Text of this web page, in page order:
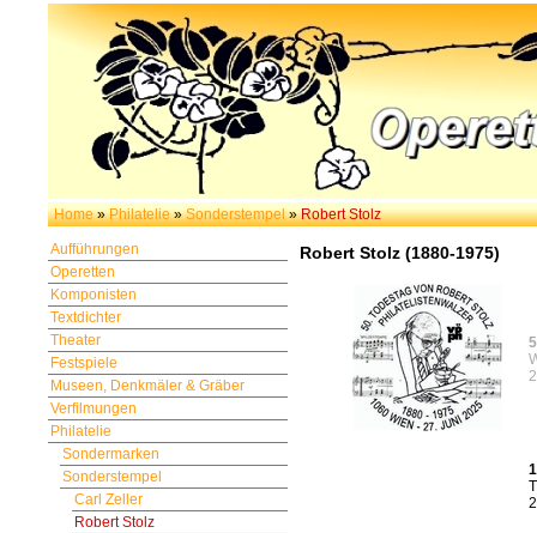
Home »Philatelie »Sonderstempel »Robert Stolz
Aufführungen
Operetten
Komponisten
Textdichter
Theater
Festspiele
Museen, Denkmäler & Gräber
Verfilmungen
Philatelie
Sondermarken
Sonderstempel
Carl Zeller
Robert Stolz
Robert Stolz (1880-1975)